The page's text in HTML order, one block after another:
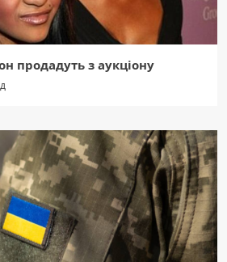
продадуть з аукціону